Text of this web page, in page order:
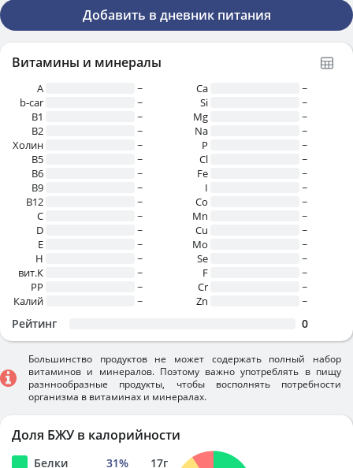
Добавить в дневник питания
Витамины и минералы
A
~
b-car
~
В1
~
B2
~
Холин
~
B5
~
B6
~
B9
~
B12
~
C
~
D
~
E
~
H
~
вит.К
~
PP
~
Калий
~
Ca
~
Si
~
Mg
~
Na
~
P
~
Cl
~
Fe
~
I
~
Co
~
Mn
~
Cu
~
Mo
~
Se
~
F
~
Cr
~
Zn
~
Рейтинг 0
Большинство продуктов не может содержать полный набор
витаминов и минералов. Поэтому важно употреблять в пищу
разннообразные продукты, чтобы восполнять потребности
организма в витаминах и минералах.
Доля БЖУ в калорийности
Белки 31% 17г